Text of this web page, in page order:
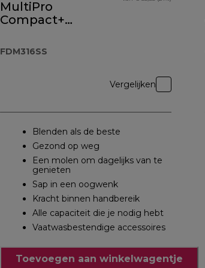
MultiPro
Compact+
FDM316SS
Vergelijken
Blenden als de beste
Gezond op weg
Een molen om dagelijks van te
genieten
Sap in een oogwenk
Kracht binnen handbereik
Alle capaciteit die je nodig hebt
Vaatwasbestendige accessoires
Toevoegen aan winkelwagentje